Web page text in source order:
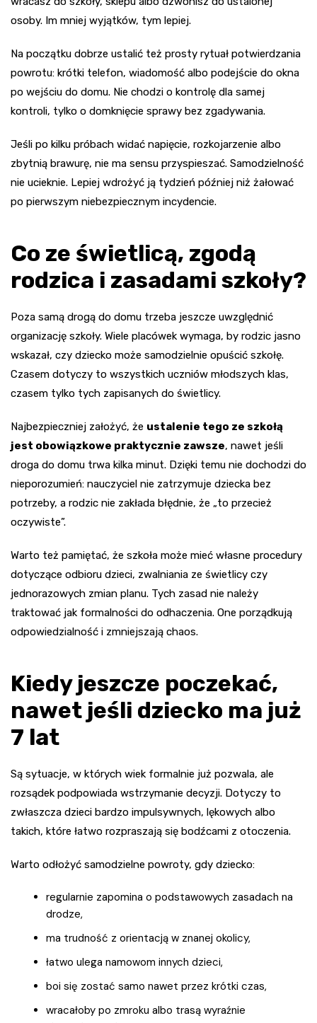
osoby. Im mniej wyjątków, tym lepiej.
Na początku dobrze ustalić też prosty rytuał potwierdzania
powrotu: krótki telefon, wiadomość albo podejście do okna
po wejściu do domu. Nie chodzi o kontrolę dla samej
kontroli, tylko o domknięcie sprawy bez zgadywania.
Jeśli po kilku próbach widać napięcie, rozkojarzenie albo
zbytnią brawurę, nie ma sensu przyspieszać. Samodzielność
nie ucieknie. Lepiej wdrożyć ją tydzień później niż żałować
po pierwszym niebezpiecznym incydencie.
Co ze świetlicą, zgodą
rodzica i zasadami szkoły?
Poza samą drogą do domu trzeba jeszcze uwzględnić
organizację szkoły. Wiele placówek wymaga, by rodzic jasno
wskazał, czy dziecko może samodzielnie opuścić szkołę.
Czasem dotyczy to wszystkich uczniów młodszych klas,
czasem tylko tych zapisanych do świetlicy.
Najbezpieczniej założyć, że ustalenie tego ze szkołą
jest obowiązkowe praktycznie zawsze, nawet jeśli
droga do domu trwa kilka minut. Dzięki temu nie dochodzi do
nieporozumień: nauczyciel nie zatrzymuje dziecka bez
potrzeby, a rodzic nie zakłada błędnie, że „to przecież
oczywiste”.
Warto też pamiętać, że szkoła może mieć własne procedury
dotyczące odbioru dzieci, zwalniania ze świetlicy czy
jednorazowych zmian planu. Tych zasad nie należy
traktować jak formalności do odhaczenia. One porządkują
odpowiedzialność i zmniejszają chaos.
Kiedy jeszcze poczekać,
nawet jeśli dziecko ma już
7 lat
Są sytuacje, w których wiek formalnie już pozwala, ale
rozsądek podpowiada wstrzymanie decyzji. Dotyczy to
zwłaszcza dzieci bardzo impulsywnych, lękowych albo
takich, które łatwo rozpraszają się bodźcami z otoczenia.
Warto odłożyć samodzielne powroty, gdy dziecko:
regularnie zapomina o podstawowych zasadach na
drodze,
ma trudność z orientacją w znanej okolicy,
łatwo ulega namowom innych dzieci,
boi się zostać samo nawet przez krótki czas,
wracałoby po zmroku albo trasą wyraźnie